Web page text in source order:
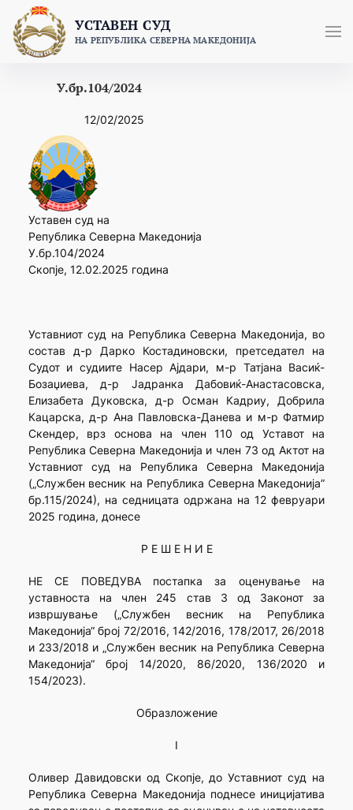
content
УСТАВЕН СУД
НА РЕПУБЛИКА СЕВЕРНА МАКЕДОНИЈА
У.бр.104/2024
12/02/2025
Уставен суд на
Република Северна Македонија
У.бр.104/2024
Скопје, 12.02.2025 година
Уставниот суд на Република Северна Македонија, во
состав д-р Дарко Костадиновски, претседател на
Судот и судиите Насер Ајдари, м-р Татјана Васиќ-
Бозаџиева, д-р Јадранка Дабовиќ-Анастасовска,
Елизабета Дуковска, д-р Осман Кадриу, Добрила
Кацарска, д-р Ана Павловска-Данева и м-р Фатмир
Скендер, врз основа на член 110 од Уставот на
Република Северна Македонија и член 73 од Актот на
Уставниот суд на Република Северна Македонија
(„Службен весник на Република Северна Македонија”
бр.115/2024), на седницата одржана на 12 февруари
2025 година, донесе
Р Е Ш Е Н И Е
НЕ СЕ ПОВЕДУВА постапка за оценување на
уставноста на член 245 став 3 од Законот за
извршување („Службен весник на Република
Македонија“ број 72/2016, 142/2016, 178/2017, 26/2018
и 233/2018 и „Службен весник на Република Северна
Македонија“ број 14/2020, 86/2020, 136/2020 и
154/2023).
Образложение
I
Оливер Давидовски од Скопје, до Уставниот суд на
Република Северна Македонија поднесе иницијатива